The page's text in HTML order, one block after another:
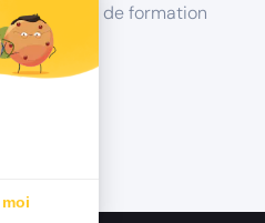
Centres de formation